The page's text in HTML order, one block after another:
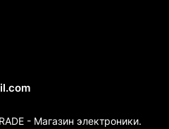
- Магазин электроники.